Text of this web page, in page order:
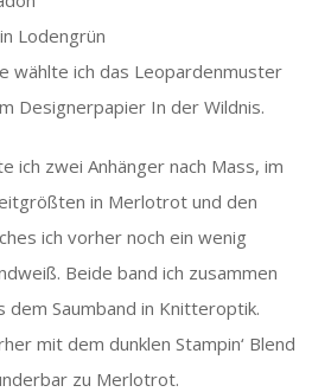
Lodengrün
wählte ich das Leopardenmuster
Designerpapier In der Wildnis.
ich zwei Anhänger nach Mass, im
in Merlotrot und den
ich vorher noch ein wenig
Beide band ich zusammen
dem Saumband in Knitteroptik.
mit dem dunklen Stampin‘ Blend
zu Merlotrot.